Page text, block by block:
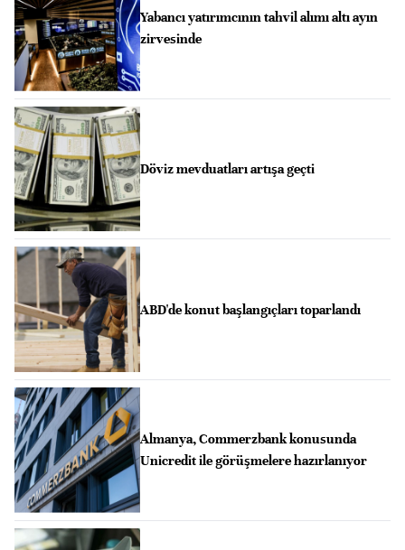
Yabancı yatırımcının tahvil alımı altı ayın
zirvesinde
Döviz mevduatları artışa geçti
ABD'de konut başlangıçları toparlandı
Almanya, Commerzbank konusunda
Unicredit ile görüşmelere hazırlanıyor